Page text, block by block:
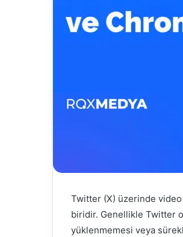
Twitter (X) üzerinde video
biridir. Genellikle Twitter
yüklenmemesi veya